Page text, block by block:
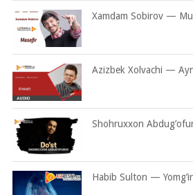
Xamdam Sobirov —
Azizbek Xolvachi —
Shohruxxon
Habib Sulton —